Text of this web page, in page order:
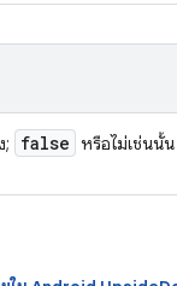
; false หรือไม่เช่นนั้น